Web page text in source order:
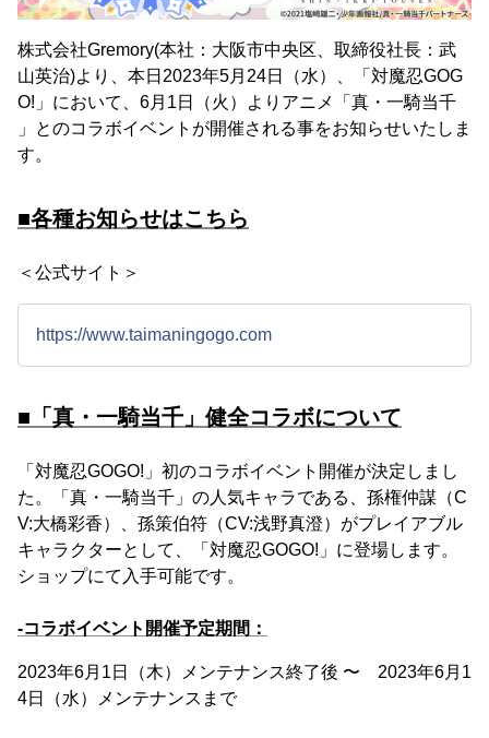
株式会社Gremory(本社：大阪市中央区、取締役社長：武
山英治)より、本日2023年5月24日（水）、「対魔忍GOG
O!」において、6月1日（火）よりアニメ「真・一騎当千
」とのコラボイベントが開催される事をお知らせいたしま
す。
■各種お知らせはこちら
＜公式サイト＞
https://www.taimaningogo.com
■「真・一騎当千」健全コラボについて
「対魔忍GOGO!」初のコラボイベント開催が決定しまし
た。「真・一騎当千」の人気キャラである、孫権仲謀（C
V:大橋彩香）、孫策伯符（CV:浅野真澄）がプレイアブル
キャラクターとして、「対魔忍GOGO!」に登場します。
ショップにて入手可能です。
-コラボイベント開催予定期間：
2023年6月1日（木）メンテナンス終了後 〜 2023年6月1
4日（水）メンテナンスまで